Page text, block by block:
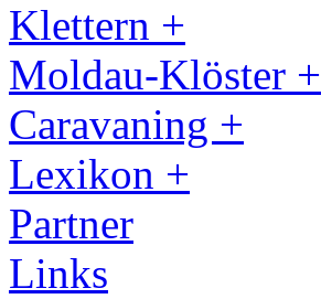
Klettern +
Moldau-Klöster +
Caravaning +
Lexikon +
Partner
Links